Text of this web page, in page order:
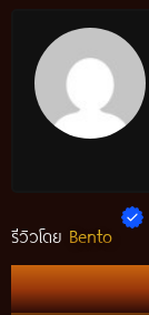
รีวิวโดย Bento
กติกาวัวชนสมัย
ท้องถิ่น อัปเดตปี